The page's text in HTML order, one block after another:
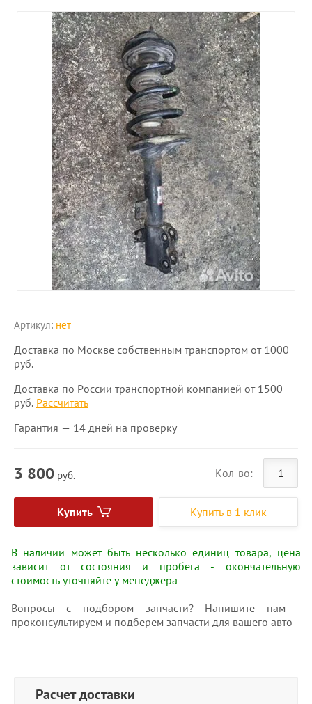
Артикул: нет
Доставка по Москве собственным транспортом от 1000
руб.
Доставка по России транспортной компанией от 1500
руб. Рассчитать
Гарантия — 14 дней на проверку
3 800 руб. Кол-во:
Купить Купить в 1 клик
В наличии может быть несколько единиц товара, цена
зависит от состояния и пробега - окончательную
стоимость уточняйте у менеджера
Вопросы с подбором запчасти? Напишите нам -
проконсультируем и подберем запчасти для вашего авто
Расчет доставки